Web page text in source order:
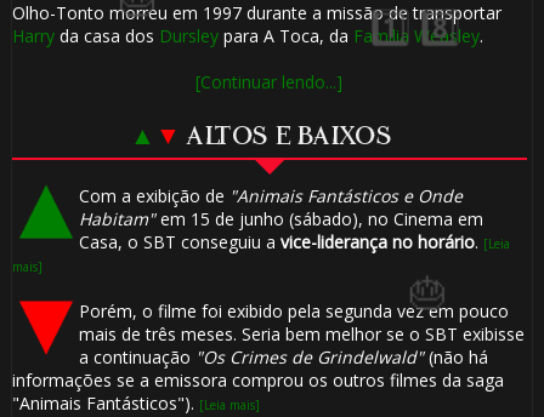
Olho-Tonto morreu em 1997 durante a missão de transportar
Harryda casa dos Dursleypara A Toca, da Família Weasley.
[Continuar lendo...]
▲ ▼ ALTOS E BAIXOS
Com a exibição de "Animais Fantásticos e Onde
Habitam"em 15 de junho (sábado), no Cinema em
Casa, o SBT conseguiu a vice-liderança no horário. [Leia
mais]
Porém, o filme foi exibido pela segunda vez em pouco
mais de três meses. Seria bem melhor se o SBT exibisse
a continuação "Os Crimes de Grindelwald"(não há
informações se a emissora comprou os outros filmes da saga
"Animais Fantásticos"). [Leia mais]
1️⃣ 8️⃣
🎂